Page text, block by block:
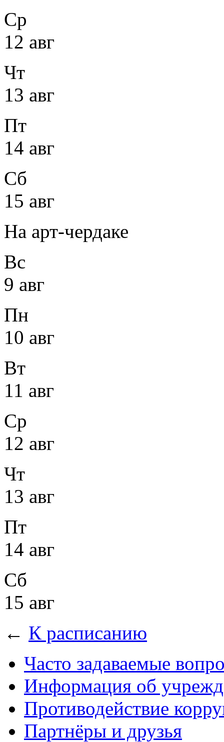
Ср
12 авг
Чт
13 авг
Пт
14 авг
Сб
15 авг
На арт-чердаке
Вс
9 авг
Пн
10 авг
Вт
11 авг
Ср
12 авг
Чт
13 авг
Пт
14 авг
Сб
15 авг
← К расписанию
Часто задаваемые
Информация об
Противодействие
Партнёры и друзья